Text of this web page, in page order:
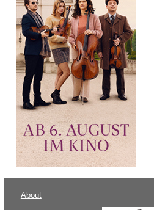
About